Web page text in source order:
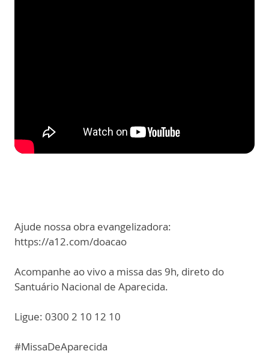
Ajude nossa obra evangelizadora:
https://a12.com/doacao
Acompanhe ao vivo a missa das 9h, direto do
Santuário Nacional de Aparecida.
Ligue: 0300 2 10 12 10
#MissaDeAparecida